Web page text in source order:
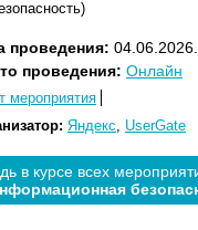
проведения:
проведения: Онлайн
мероприятия
Яндекс, UserGate
в курсе всех